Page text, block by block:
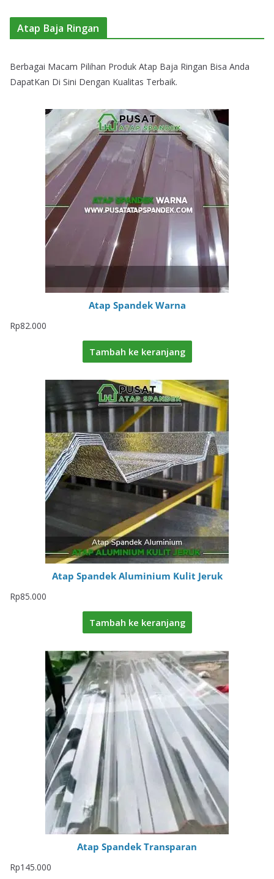
Atap Baja Ringan
Berbagai Macam Pilihan Produk Atap Baja Ringan Bisa Anda
DapatKan Di Sini Dengan Kualitas Terbaik.
Atap Spandek Warna
Rp82.000
Tambah ke keranjang
Atap Spandek Aluminium Kulit Jeruk
Rp85.000
Tambah ke keranjang
Atap Spandek Transparan
Rp145.000